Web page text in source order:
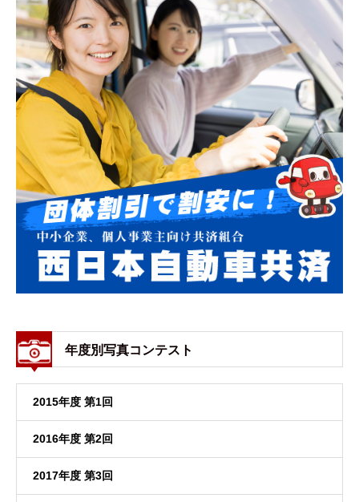
年度別写真コンテスト
2015年度 第1回
2016年度 第2回
2017年度 第3回